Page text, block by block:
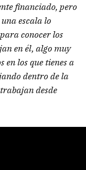
financiado, pero
escala lo
conocer los
en él, algo muy
en los que tienes a
dentro de la
desde